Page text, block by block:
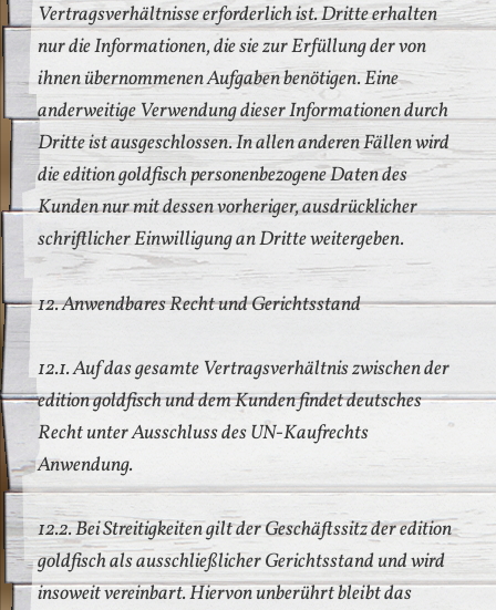
Vertragsverhältnisse erforderlich ist. Dritte erhalten
nur die Informationen, die sie zur Erfüllung der von
ihnen übernommenen Aufgaben benötigen. Eine
anderweitige Verwendung dieser Informationen durch
Dritte ist ausgeschlossen. In allen anderen Fällen wird
die edition goldfisch personenbezogene Daten des
Kunden nur mit dessen vorheriger, ausdrücklicher
schriftlicher Einwilligung an Dritte weitergeben.
12. Anwendbares Recht und Gerichtsstand
12.1. Auf das gesamte Vertragsverhältnis zwischen der
edition goldfisch und dem Kunden findet deutsches
Recht unter Ausschluss des UN-Kaufrechts
Anwendung.
12.2. Bei Streitigkeiten gilt der Geschäftssitz der edition
goldfisch als ausschließlicher Gerichtsstand und wird
insoweit vereinbart. Hiervon unberührt bleibt das